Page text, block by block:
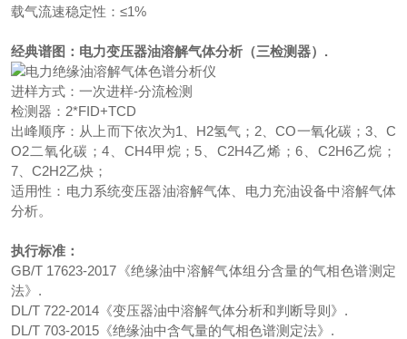
载气流速稳定性：≤1%
经典谱图：电力变压器油溶解气体分析（三检测器）.
进样方式：一次进样-分流检测
检测器：2*FID+TCD
出峰顺序：从上而下依次为1、H2氢气；2、CO一氧化碳；3、C
O2二氧化碳；4、CH4甲烷；5、C2H4乙烯；6、C2H6乙烷；
7、C2H2乙炔；
适用性：电力系统变压器油溶解气体、电力充油设备中溶解气体
分析。
执行标准：
GB/T 17623-2017《绝缘油中溶解气体组分含量的气相色谱测定
法》.
DL/T 722-2014《变压器油中溶解气体分析和判断导则》.
DL/T 703-2015《绝缘油中含气量的气相色谱测定法》.